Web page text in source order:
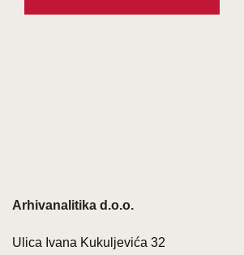
Arhivanalitika d.o.o.
Ulica Ivana Kukuljevića 32